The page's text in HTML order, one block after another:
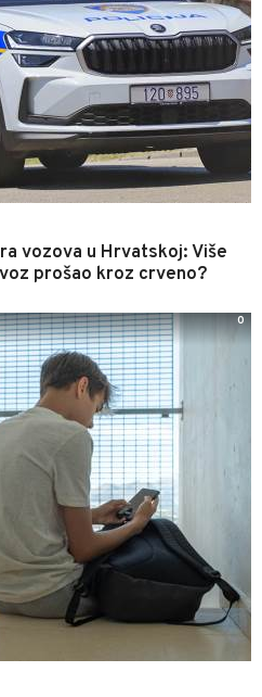
vozova u Hrvatskoj: Više
prošao kroz crveno?
0